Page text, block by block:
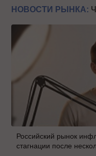
НОВОСТИ РЫНКА:
Российский рынок
стагнации после